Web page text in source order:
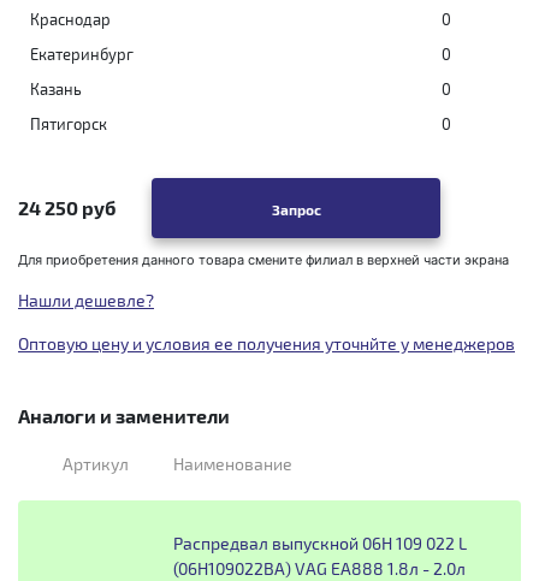
Краснодар
0
Екатеринбург
0
Казань
0
Пятигорск
0
24 250 руб Запрос
Для приобретения данного товара смените филиал в верхней части экрана
Нашли дешевле?
Оптовую цену и условия ее получения уточнйте у менеджеров
Аналоги и заменители
Артикул Наименование
Распредвал выпускной 06H 109 022 L
(06H109022BA) VAG EA888 1.8л - 2.0л